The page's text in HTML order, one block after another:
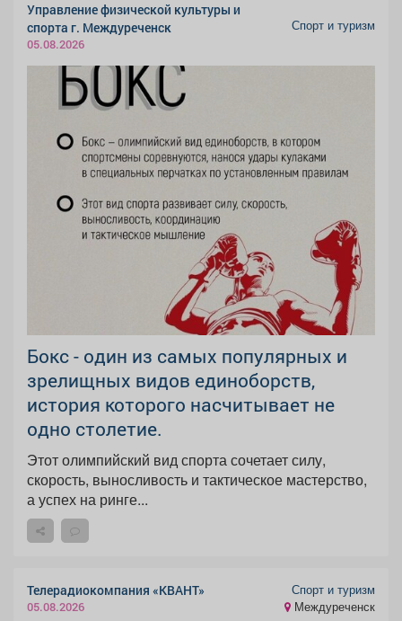
Управление физической культуры и
спорта г. Междуреченск
05.08.2026
Спорт и туризм
Бокс - один из самых популярных и
зрелищных видов единоборств,
история которого насчитывает не
одно столетие.
Этот олимпийский вид спорта сочетает силу,
скорость, выносливость и тактическое мастерство,
а успех на ринге...
Телерадиокомпания «КВАНТ»
05.08.2026
Спорт и туризм
Междуреченск